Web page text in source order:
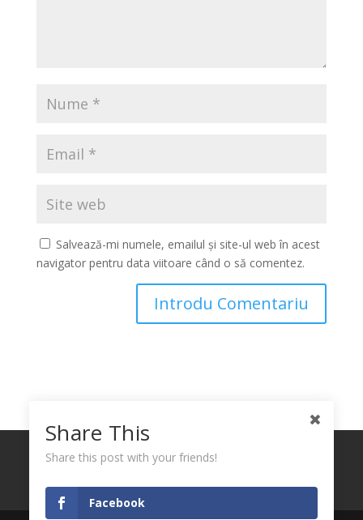
Salvează-mi numele, emailul și site-ul web în acest
navigator pentru data viitoare când o să comentez.
Politica de confidențialitate
Termeni și Condiții privind Utilizarea Link-urilor
Partenerilor Noștri și a Codurilor de Reducere
Share This
Share this post with your friends!
Facebook